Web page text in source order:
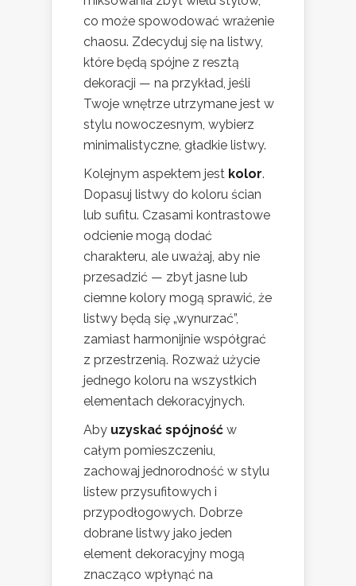
co może spowodować wrażenie
chaosu. Zdecyduj się na listwy,
które będą spójne z resztą
dekoracji — na przykład, jeśli
Twoje wnętrze utrzymane jest w
stylu nowoczesnym, wybierz
minimalistyczne, gładkie listwy.
Kolejnym aspektem jest kolor.
Dopasuj listwy do koloru ścian
lub sufitu. Czasami kontrastowe
odcienie mogą dodać
charakteru, ale uważaj, aby nie
przesadzić — zbyt jasne lub
ciemne kolory mogą sprawić, że
listwy będą się „wynurzać”,
zamiast harmonijnie współgrać
z przestrzenią. Rozważ użycie
jednego koloru na wszystkich
elementach dekoracyjnych.
Aby uzyskać spójność w
całym pomieszczeniu,
zachowaj jednorodność w stylu
listew przysufitowych i
przypodłogowych. Dobrze
dobrane listwy jako jeden
element dekoracyjny mogą
znacząco wpłynąć na